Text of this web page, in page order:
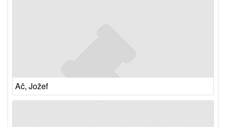
Ač, Jožef